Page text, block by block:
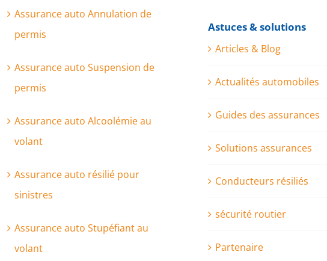
Assurance auto Annulation de
permis
Assurance auto Suspension de
permis
Assurance auto Alcoolémie au
volant
Assurance auto résilié pour
sinistres
Assurance auto Stupéfiant au
volant
Astuces & solutions
Articles & Blog
Actualités automobiles
Guides des assurances
Solutions assurances
Conducteurs résiliés
sécurité routier
Partenaire